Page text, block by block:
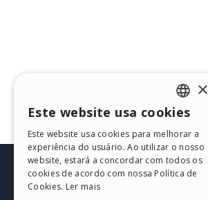
HELP CENTER
ENGLISH
ITALIAN
GERMAN
×
Este website usa cookies
Este website usa cookies para melhorar a
experiência do usuário. Ao utilizar o nosso
website, estará a concordar com todos os
cookies de acordo com nossa Política de
Cookies. Ler mais